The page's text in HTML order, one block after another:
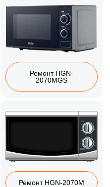
Ремонт HGN-
2070MGS
Ремонт HGN-2070M